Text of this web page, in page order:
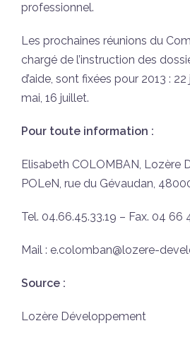
professionnel.
Les prochaines réunions du
chargé de l’instruction des
d’aide, sont fixées pour 2013 : 22
mai, 16 juillet.
Pour toute information :
Elisabeth COLOMBAN, Lozère
POLeN, rue du Gévaudan,
Tel. 04.66.45.33.19 – Fax. 04 66
Mail : e.colomban@lozere-
Source :
Lozère Développement